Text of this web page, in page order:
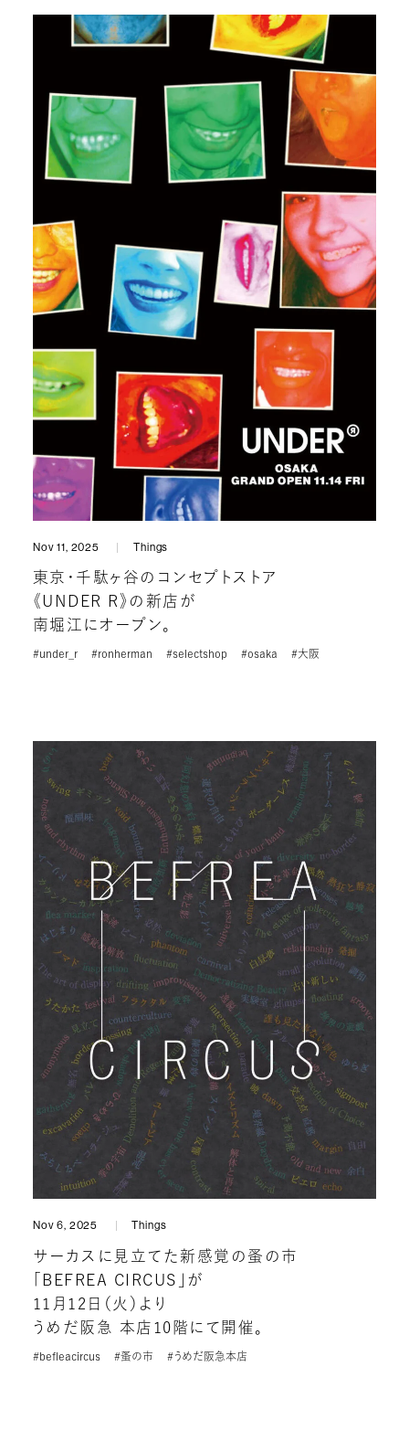
Nov 11, 2025 Things
東京・千駄ヶ谷のコンセプトストア
《UNDER R》の新店が
南堀江にオープン。
#under_r #ronherman #selectshop #osaka #大阪
Nov 6, 2025 Things
サーカスに見立てた新感覚の蚤の市
「BEFREA CIRCUS」が
11月12日（火）より
うめだ阪急 本店10階にて開催。
#befleacircus #蚤の市 #うめだ阪急本店